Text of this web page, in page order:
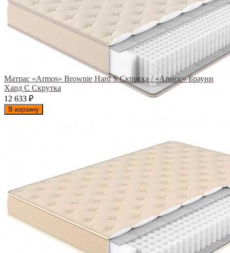
Матрас «Armos» Brownie Hard S Скрутка / «Армос» Брауни
Хард С Скрутка
12 633 ₽
В корзину